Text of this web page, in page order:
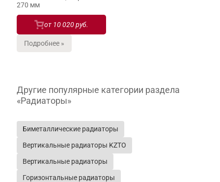
270 мм
от 10 020 руб.
Подробнее »
Другие популярные категории раздела
«Радиаторы»
Биметаллические радиаторы
Вертикальные радиаторы KZTO
Вертикальные радиаторы
Горизонтальные радиаторы